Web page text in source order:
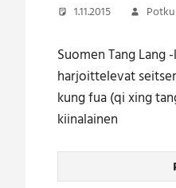
1.11.2015 Potku
Suomen Tang Lang
harjoittelevat
kung fua (qi xing
kiinalainen